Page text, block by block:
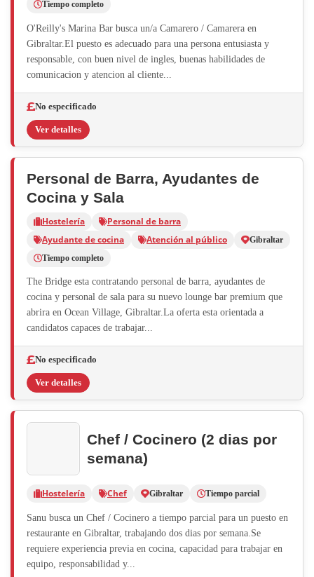
Tiempo completo
O'Reilly's Marina Bar busca un/a Camarero / Camarera en
Gibraltar.El puesto es adecuado para una persona entusiasta y
responsable, con buen nivel de ingles, buenas habilidades de
comunicacion y atencion al cliente...
No especificado
Ver detalles
Personal de Barra, Ayudantes de
Cocina y Sala
Hostelería
Personal de barra
Ayudante de cocina
Atención al público
Gibraltar
Tiempo completo
The Bridge esta contratando personal de barra, ayudantes de
cocina y personal de sala para su nuevo lounge bar premium que
abrira en Ocean Village, Gibraltar.La oferta esta orientada a
candidatos capaces de trabajar...
No especificado
Ver detalles
Chef / Cocinero (2 dias por
semana)
Hostelería Chef Gibraltar Tiempo parcial
Sanu busca un Chef / Cocinero a tiempo parcial para un puesto en
restaurante en Gibraltar, trabajando dos dias por semana.Se
requiere experiencia previa en cocina, capacidad para trabajar en
equipo, responsabilidad y...